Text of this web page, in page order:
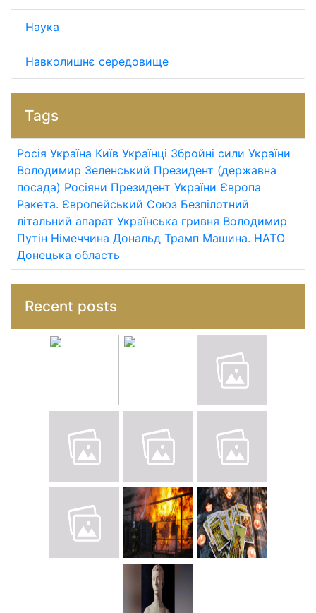
Наука
Навколишнє середовище
Tags
Росія Україна Київ Українці Збройні сили України
Володимир Зеленський Президент (державна
посада) Росіяни Президент України Європа
Ракета. Європейський Союз Безпілотний
літальний апарат Українська гривня Володимир
Путін Німеччина Дональд Трамп Машина. НАТО
Донецька область
Recent posts